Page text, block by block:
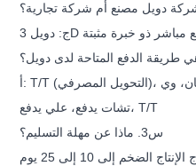
أ: T/T (التحويل المصرفي)، باي بال، الغربي الاتحاد، بطاقة الائتمان، وي
تشات يدفع، علي يدفع، T/T
س3. ماذا عن مهلة التسليم؟
ج: تحتاج العينة إلى 2-5 أيام، ويحتاج الإنتاج الضخم إلى 10 إلى 25 يوم